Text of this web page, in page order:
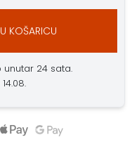
KOŠARICU
unutar 24 sata.